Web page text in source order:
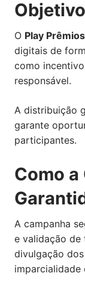
O Play Prêmios
digitais de
como
responsável.
A distribuição
garante
participantes.
Como
A campanha
e validação de
divulgação
imparcialidade